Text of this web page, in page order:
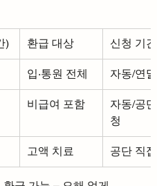
) 환급 대상 신청 기간
입·통원 전체 자동/연말
비급여 포함
자동/공
청
고액 치료 공단 직접